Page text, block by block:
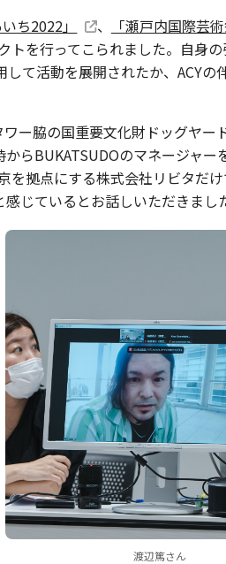
ち2022」 、 「瀬戸内国際芸
を行ってこられました。自身
て活動を展開されたか、ACY
ー脇の国重要文化財ドッグヤ
らBUKATSUDOのマネージャ
拠点にする株式会社リビタだ
じているとお話しいただきまし
渡辺篤さん